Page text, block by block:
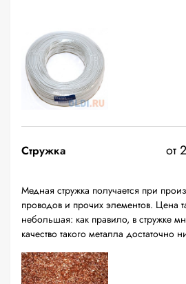
Стружка от
Медная стружка получается при
проводов и прочих элементов. Цена
небольшая: как правило, в стружке
качество такого металла достаточно